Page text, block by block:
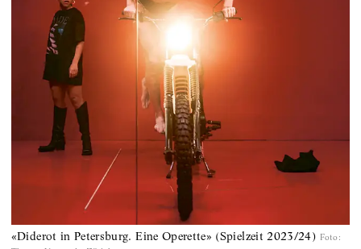
«Diderot in Petersburg. Eine Operette» (Spielzeit 2023/24) Foto: